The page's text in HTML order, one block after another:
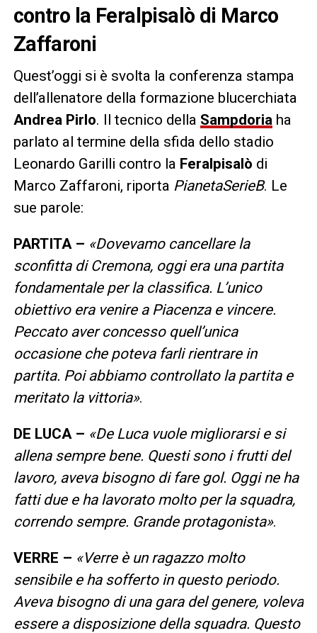
contro la Feralpisalò di Marco
Zaffaroni
Quest’oggi si è svolta la conferenza stampa
dell’allenatore della formazione blucerchiata
Andrea Pirlo. Il tecnico della Sampdoriaha
parlato al termine della sfida dello stadio
Leonardo Garilli contro la Feralpisalò di
Marco Zaffaroni, riporta PianetaSerieB. Le
sue parole:
PARTITA – «Dovevamo cancellare la
sconfitta di Cremona, oggi era una partita
fondamentale per la classifica. L’unico
obiettivo era venire a Piacenza e vincere.
Peccato aver concesso quell’unica
occasione che poteva farli rientrare in
partita. Poi abbiamo controllato la partita e
meritato la vittoria».
DE LUCA – «De Luca vuole migliorarsi e si
allena sempre bene. Questi sono i frutti del
lavoro, aveva bisogno di fare gol. Oggi ne ha
fatti due e ha lavorato molto per la squadra,
correndo sempre. Grande protagonista».
VERRE – «Verre è un ragazzo molto
sensibile e ha sofferto in questo periodo.
Aveva bisogno di una gara del genere, voleva
essere a disposizione della squadra. Questo